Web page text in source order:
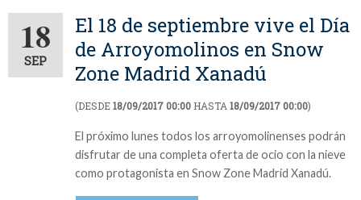
18
SEP
El 18 de septiembre vive el Día
de Arroyomolinos en Snow
Zone Madrid Xanadú
(DESDE18/09/2017 00:00 HASTA 18/09/2017 00:00)
El próximo lunes todos los arroyomolinenses podrán
disfrutar de una completa oferta de ocio con la nieve
como protagonista en Snow Zone Madrid Xanadú.